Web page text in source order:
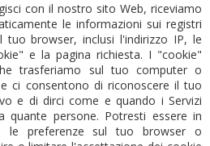
con il nostro sito Web, riceviamo
le informazioni sui registri
tuo browser, inclusi l'indirizzo IP, le
e la pagina richiesta. I "cookie"
trasferiamo sul tuo computer o
ci consentono di riconoscere il tuo
e di dirci come e quando i Servizi
quante persone. Potresti essere in
le preferenze sul tuo browser o